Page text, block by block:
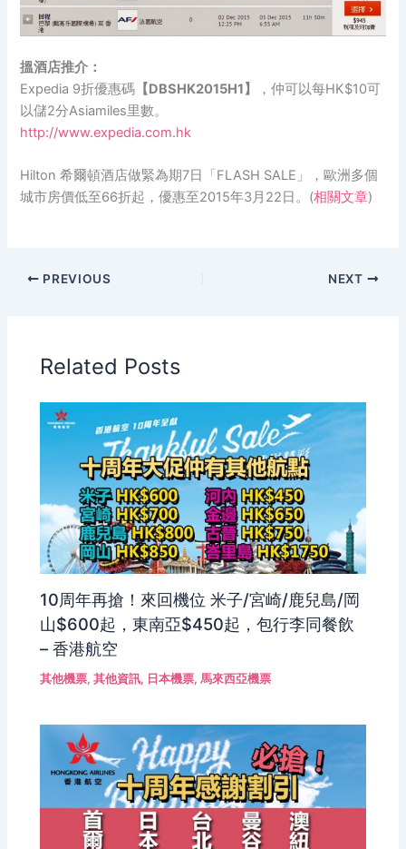
搵酒店推介：
Expedia 9折優惠碼 【DBSHK2015H1】
，仲可以每HK$10可
以儲2分Asiamiles里數。
http://www.expedia.com.hk
Hilton 希爾頓酒店做緊為期7日「FLASH SALE」，歐洲多個
城市房價低至66折起，優惠至2015年3月22日。(相關文章)
PREVIOUS NEXT
Related Posts
10周年再搶！來回機位 米子/宮崎/鹿兒島/岡
山$600起，東南亞$450起，包行李同餐飲
– 香港航空
其他機票,其他資訊, 日本機票,馬來西亞機票